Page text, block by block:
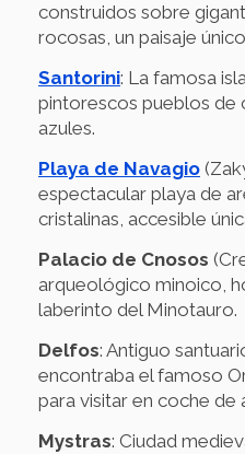
construidos sobre
rocosas, un paisaje
Santorini: La famosa
pintorescos pueblos de
azules.
Playa de Navagio
espectacular playa de
cristalinas, accesible
Palacio de Cnosos
arqueológico minoico,
laberinto del Minotauro.
Delfos: Antiguo
encontraba el famoso
para visitar en coche de
Mystras: Ciudad